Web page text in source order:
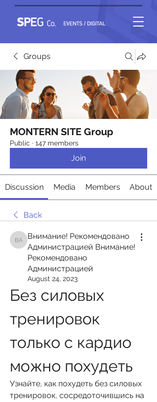
Groups
MONTERN SITE Group
Public · 147 members
Join
Discussion Media Members About
Back
Внимание! Рекомендовано Администрацией
Внимание! Рекомендовано
Администрацией Внимание!
Рекомендовано
Администрацией
August 24, 2023
Без силовых
тренировок
только с кардио
можно похудеть
Узнайте, как похудеть без силовых
тренировок, сосредоточившись на